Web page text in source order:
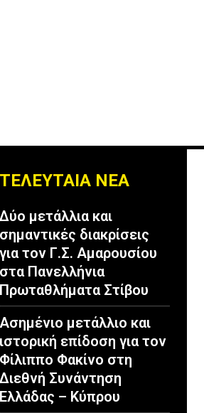
ΤΕΛΕΥΤΑΙΑ ΝΕΑ
Δύο μετάλλια και
σημαντικές διακρίσεις
για τον Γ.Σ. Αμαρουσίου
στα Πανελλήνια
Πρωταθλήματα Στίβου
Ασημένιο μετάλλιο και
ιστορική επίδοση για τον
Φίλιππο Φακίνο στη
Διεθνή Συνάντηση
Ελλάδας – Κύπρου